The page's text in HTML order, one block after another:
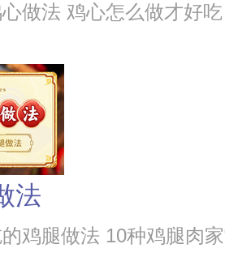
做法 鸡心怎么做才好吃
法
鸡腿做法 10种鸡腿肉